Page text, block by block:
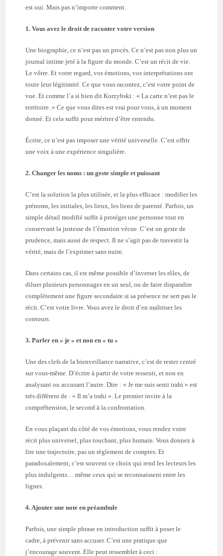
est oui. Mais pas n’importe comment.
1. Vous avez le droit de raconter votre version
Une biographie, ce n’est pas un procès. Ce n’est pas non plus un
journal intime jeté à la figure du monde. C’est un récit de vie.
Le vôtre. Et votre regard, vos émotions, vos interprétations ont
toute leur légitimité. Ce que vous racontez, c’est votre point de
vue. Et comme l’a si bien dit Korzybski : « La carte n’est pas le
territoire. » Ce que vous dites est vrai pour vous, à un moment
donné. Et cela suffit pour mériter d’être entendu.
Écrire, ce n’est pas imposer une vérité universelle. C’est offrir
une voix à une expérience singulière.
2. Changer les noms : un geste simple et puissant
C’est la solution la plus utilisée, et la plus efficace : modifier les
prénoms, les initiales, les lieux, les liens de parenté. Parfois, un
simple détail modifié suffit à protéger une personne tout en
conservant la justesse de l’émotion vécue. C’est un geste de
prudence, mais aussi de respect. Il ne s’agit pas de travestir la
vérité, mais de l’exprimer sans nuire.
Dans certains cas, il est même possible d’inverser les rôles, de
diluer plusieurs personnages en un seul, ou de faire disparaître
complètement une figure secondaire si sa présence ne sert pas le
récit. C’est votre livre. Vous avez le droit d’en maîtriser les
contours.
3. Parler en « je » et non en « tu »
Une des clefs de la bienveillance narrative, c’est de rester centré
sur vous-même. D’écrire à partir de votre ressenti, et non en
analysant ou accusant l’autre. Dire : « Je me suis senti trahi » est
très différent de : « Il m’a trahi ». Le premier invite à la
compréhension, le second à la confrontation.
En vous plaçant du côté de vos émotions, vous rendez votre
récit plus universel, plus touchant, plus humain. Vous donnez à
lire une trajectoire, pas un règlement de comptes. Et
paradoxalement, c’est souvent ce choix qui rend les lecteurs les
plus indulgents… même ceux qui se reconnaissent entre les
lignes.
4. Ajouter une note en préambule
Parfois, une simple phrase en introduction suffit à poser le
cadre, à prévenir sans accuser. C’est une pratique que
j’encourage souvent. Elle peut ressembler à ceci :